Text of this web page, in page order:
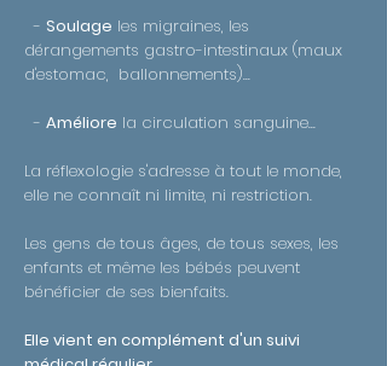
- Soulage les migraines, les
dérangements gastro-intestinaux (maux
d'estomac, ballonnements)...
- Améliore la circulation sanguine...
La réflexologie s'adresse à tout le monde,
elle ne connaît ni limite, ni restriction.
Les gens de tous âges, de tous sexes, les
enfants et même les bébés peuvent
bénéficier de ses bienfaits.
Elle vient en complément d'un suivi